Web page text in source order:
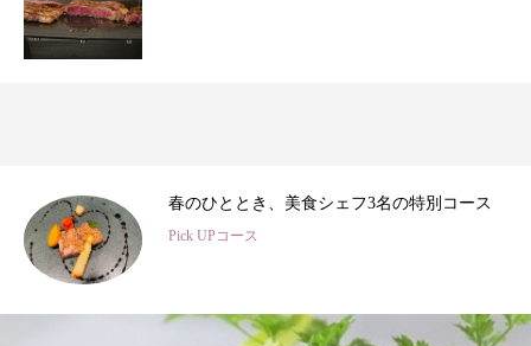
春のひととき、美食シェフ3名の特別コース
Pick UPコース